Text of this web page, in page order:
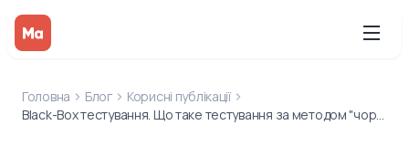
Головна Блог
Корисні публікації
Black-Box тестування. Що таке тестування за методом "чорної скриньки"?